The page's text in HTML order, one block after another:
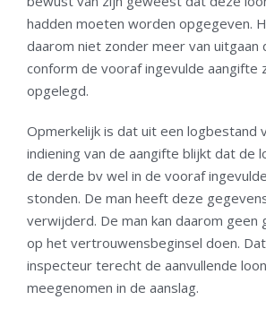
hadden moeten worden opgegeven.
daarom niet zonder meer van uitgaan
conform de vooraf ingevulde aangifte
opgelegd.
Opmerkelijk is dat uit een logbestand
indiening van de aangifte blijkt dat de
de derde bv wel in de vooraf
stonden. De man heeft deze
verwijderd. De man kan daarom geen
op het vertrouwensbeginsel doen.
inspecteur terecht de aanvullende
meegenomen in de aanslag.